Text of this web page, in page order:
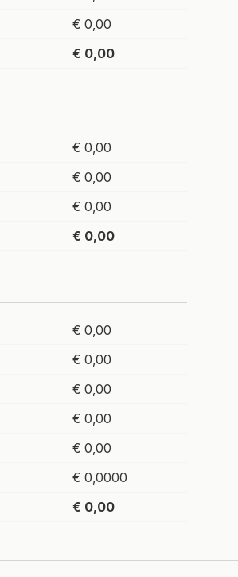
€ 0,00
€ 0,00
€ 0,00
€ 0,00
€ 0,00
€ 0,00
€ 0,00
€ 0,00
€ 0,00
€ 0,00
€ 0,00
€ 0,0000
€ 0,00